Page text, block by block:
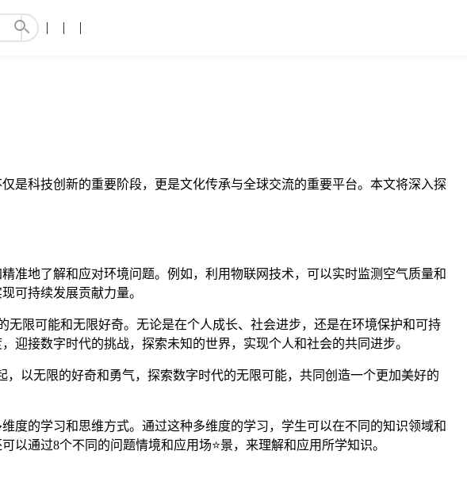
是科技创新的重要阶段，更是文化传承与全球交流的重要平台。本文将深入探
准地了解和应对环境问题。例如，利用物联网技术，可以实时监测空气质量和
可持续发展贡献力量。
限可能和无限好奇。无论是在个人成长、社会进步，还是在环境保护和可持
接数字时代的挑战，探索未知的世界，实现个人和社会的共同进步。
以无限的好奇和勇气，探索数字时代的无限可能，共同创造一个更加美好的
度的学习和思维方式。通过这种多维度的学习，学生可以在不同的知识领域和
通过8个不同的问题情境和应用场⭐景，来理解和应用所学知识。